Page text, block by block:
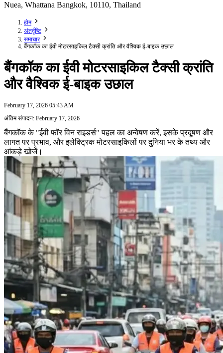
Nuea, Whattana Bangkok, 10110, Thailand
होम
अंतर्दृष्टि
समाचार
बैंगकॉक का ईवी मोटरसाइकिल टैक्सी क्रांति और वैश्विक ई-बाइक उछाल
बैंगकॉक का ईवी मोटरसाइकिल टैक्सी क्रांति
और वैश्विक ई-बाइक उछाल
February 17, 2026 05:43 AM
अंतिम संपादन: February 17, 2026
बैंगकॉक के "ईवी फॉर विन राइडर्स" पहल का अन्वेषण करें, इसके प्रदूषण और
लागत पर प्रभाव, और इलेक्ट्रिक मोटरसाइकिलों पर दुनिया भर के तथ्य और
आंकड़े खोजें।